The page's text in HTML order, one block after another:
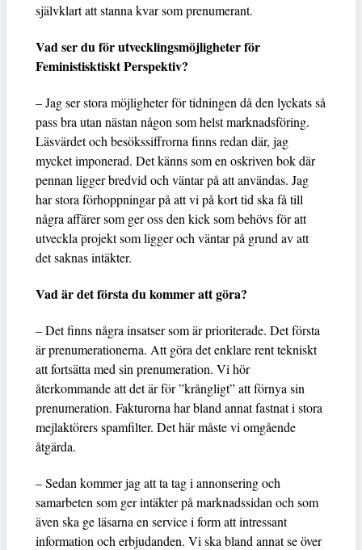
självklart att stanna kvar som prenumerant.
Vad ser du för utvecklingsmöjligheter för
Feministisktiskt Perspektiv?
– Jag ser stora möjligheter för tidningen då den lyckats så
pass bra utan nästan någon som helst marknadsföring.
Läsvärdet och besökssiffrorna finns redan där, jag
mycket imponerad. Det känns som en oskriven bok där
pennan ligger bredvid och väntar på att användas. Jag
har stora förhoppningar på att vi på kort tid ska få till
några affärer som ger oss den kick som behövs för att
utveckla projekt som ligger och väntar på grund av att
det saknas intäkter.
Vad är det första du kommer att göra?
– Det finns några insatser som är prioriterade. Det första
är prenumerationerna. Att göra det enklare rent tekniskt
att fortsätta med sin prenumeration. Vi hör
återkommande att det är för ”krångligt” att förnya sin
prenumeration. Fakturorna har bland annat fastnat i stora
mejlaktörers spamfilter. Det här måste vi omgående
åtgärda.
– Sedan kommer jag att ta tag i annonsering och
samarbeten som ger intäkter på marknadssidan och som
även ska ge läsarna en service i form att intressant
information och erbjudanden. Vi ska bland annat se över